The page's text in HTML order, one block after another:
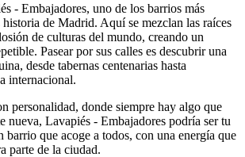
- Embajadores, uno de los barrios más
de Madrid. Aquí se mezclan las raíces
de culturas del mundo, creando un
Pasear por sus calles es descubrir una
desde tabernas centenarias hasta
internacional.
personalidad, donde siempre hay algo que
nueva, Lavapiés - Embajadores podría ser tu
barrio que acoge a todos, con una energía que
parte de la ciudad.